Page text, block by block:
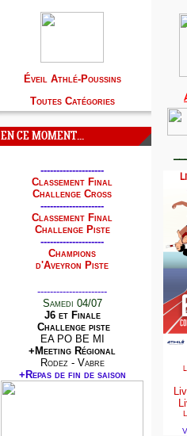
Éveil Athlé-Poussins
Toutes Catégories
EN CE MOMENT...
--------------------
Classement Final
Challenge Cross
--------------------
Classement Final
Challenge Piste
--------------------
Champions
d'Aveyron Piste
----------------------
Samedi 04/07
J6 et Finale
Challenge piste
EA PO BE MI
+Meeting Régional
Rodez - Vabre
+Repas de fin de saison